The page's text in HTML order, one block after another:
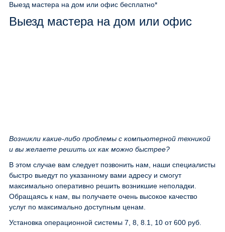
Выезд мастера на дом или офис бесплатно*
Выезд мастера на дом или офис
Возникли какие-либо проблемы с компьютерной техникой
и вы желаете решить их как можно быстрее?
В этом случае вам следует позвонить нам, наши специалисты
быстро выедут по указанному вами адресу и смогут
максимально оперативно решить возникшие неполадки.
Обращаясь к нам, вы получаете очень высокое качество
услуг по максимально доступным ценам.
Установка операционной системы 7, 8, 8.1, 10 от 600 руб.